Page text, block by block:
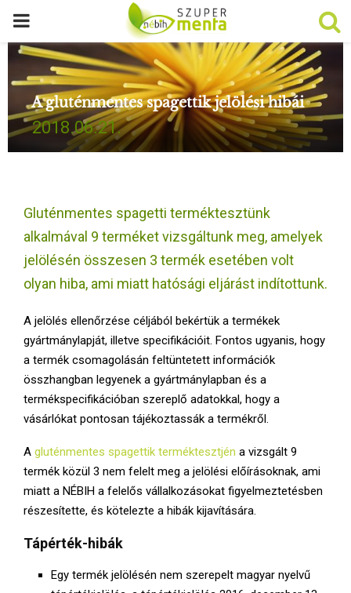
P
R
M
R
Y
M
E
N
U
A gluténmentes spagettik jelölési hibái
2018.06.21.
Gluténmentes spagetti terméktesztünk
alkalmával 9 terméket vizsgáltunk meg, amelyek
jelölésén összesen 3 termék esetében volt
olyan hiba, ami miatt hatósági eljárást indítottunk.
A jelölés ellenőrzése céljából bekértük a termékek
gyártmánylapját, illetve specifikációit. Fontos ugyanis, hogy
a termék csomagolásán feltüntetett információk
összhangban legyenek a gyártmánylapban és a
termékspecifikációban szereplő adatokkal, hogy a
vásárlókat pontosan tájékoztassák a termékről.
A gluténmentes spagettik terméktesztjén a vizsgált 9
termék közül 3 nem felelt meg a jelölési előírásoknak, ami
miatt a NÉBIH a felelős vállalkozásokat figyelmeztetésben
részesítette, és kötelezte a hibák kijavítására.
Tápérték-hibák
Egy termék jelölésén nem szerepelt magyar nyelvű